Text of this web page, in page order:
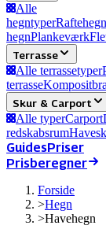
Alle
hegntyperRaftehegn
hegnPlankeværk
Terrasse
Alle terrassetyper
terrasse
Skur & Carport
Alle typerCarport
redskabsrum
GuidesPriser
Prisberegner
Forside
>Hegn
>Havehegn